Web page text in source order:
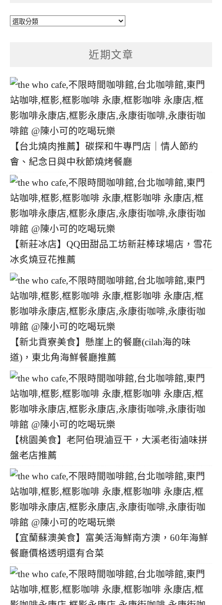
文
近期文章
【台北燒肉推薦】碳探和牛專門店｜情人節約
會、紀念日與中秋節燒烤餐廳
【新莊冰店】QQ田甜品工坊新莊棒球場店，雪花
冰炙燒豆花推薦
【新北貢寮美食】懸崖上的餐廳(cilah海的味
道)，東北角海鮮餐廳推薦
【桃園美食】老阿伯現滷豆干，大溪老街滷味拼
盤老店推薦
【宜蘭蘇澳美食】富美活海鮮南方澳，60年海鮮
餐廳價格透明還有合菜